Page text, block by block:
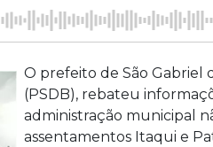
O prefeito de São Gabriel
(PSDB), rebateu
administração municipal
assentamentos Itaqui e